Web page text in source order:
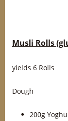
Musli Rolls
yields 6 Rolls
Dough
200g